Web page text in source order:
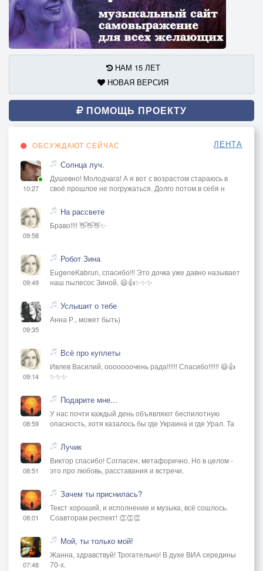
НАМ 15 ЛЕТ
НОВАЯ ВЕРСИЯ
ПОМОЩЬ ПРОЕКТУ
ОБСУЖДАЮТ СЕЙЧАС ЛЕНТА
10:27
Солнца луч.
Душевно! Молодчага! А я вот с возрастом стараюсь в
своё прошлое не погружаться. Долго потом в себя н
09:58
На рассвете
Браво!!!! 👋👋👋✨
09:49
Робот Зина
EugeneKabrun, спасибо!!! Это дочка уже давно называет
наш пылесос Зиной. 😃👍✨✨✨
09:35
Услышит о тебе
Анна Р., может быть)
09:14
Всё про куплеты
Ивлев Василий, ооооооочень рада!!!!!! Спасибо!!!!!! 😃👍
✨✨✨
08:59
Подарите мне...
У нас почти каждый день объявляют беспилотную
опасность, хотя казалось бы где Украина и где Урал. Та
08:51
Лучик
Виктор спасибо! Согласен, метафорично. Но в целом -
это про любовь, расставания и встречи.
08:01
Зачем ты приснилась?
Текст хороший, и исполнение и музыка, всё сошлось.
Соавторам респект! 👏👏👏
07:48
Мой, ты только мой!
Жанна, здравствуй! Трогательно! В духе ВИА середины
70-х.